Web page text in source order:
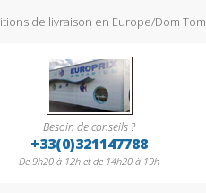
de livraison en Europe/Dom Tom
Besoin de conseils ?
+33(0)321147788
De 9h20 à 12h et de 14h20 à 19h